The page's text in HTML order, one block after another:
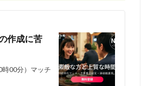
作成に苦
00分）マッチ